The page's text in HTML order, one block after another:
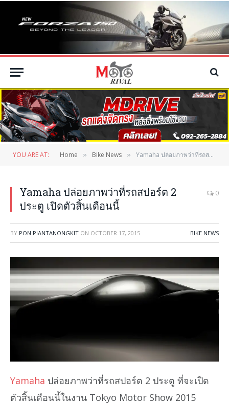
YOU ARE AT: Home » Bike News » Yamaha ปล่อยภาพว่าที่รถสปอร์ต 2 ประตู เปิดตัวสิ้นเดือนนี้
Yamaha ปล่อยภาพว่าที่รถสปอร์ต 2
ประตู เปิดตัวสิ้นเดือนนี้
0
BY PON PIANTANONGKIT ON OCTOBER 17, 2015 BIKE NEWS
Yamaha ปล่อยภาพว่าที่รถสปอร์ต 2 ประตู ที่จะเปิด
ตัวสิ้นเดือนนี้ในงาน Tokyo Motor Show 2015